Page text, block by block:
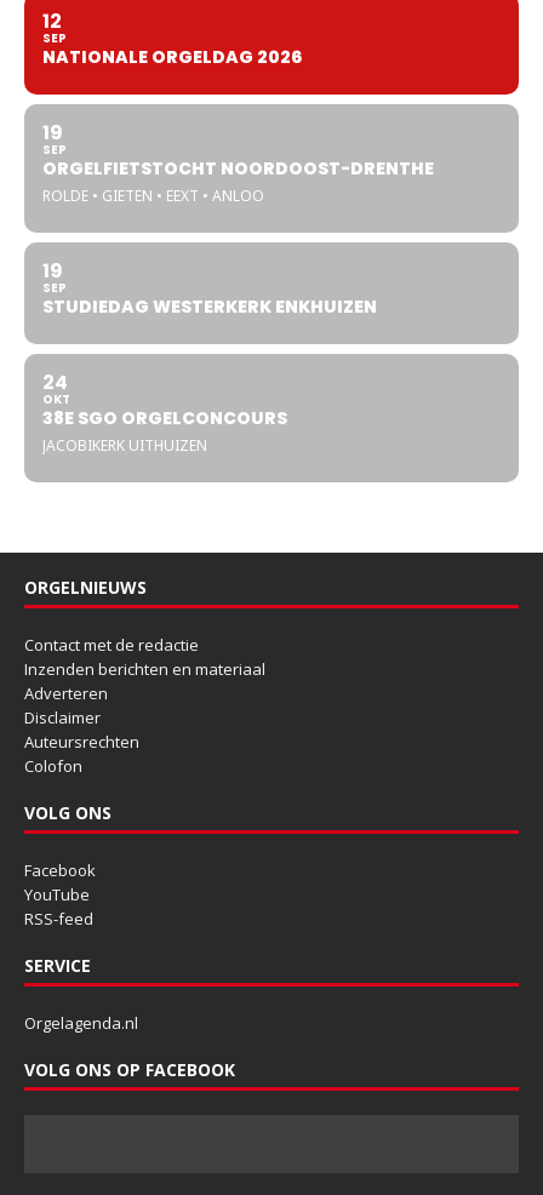
12
SEP
NATIONALE ORGELDAG 2026
19
SEP
ORGELFIETSTOCHT NOORDOOST-DRENTHE
ROLDE • GIETEN • EEXT • ANLOO
19
SEP
STUDIEDAG WESTERKERK ENKHUIZEN
24
OKT
38E SGO ORGELCONCOURS
JACOBIKERK UITHUIZEN
ORGELNIEUWS
Contact met de redactie
Inzenden berichten en materiaal
Adverteren
Disclaimer
Auteursrechten
Colofon
VOLG ONS
Facebook
YouTube
RSS-feed
SERVICE
Orgelagenda.nl
VOLG ONS OP FACEBOOK